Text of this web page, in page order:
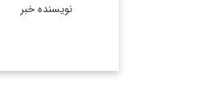
نویسنده خبر